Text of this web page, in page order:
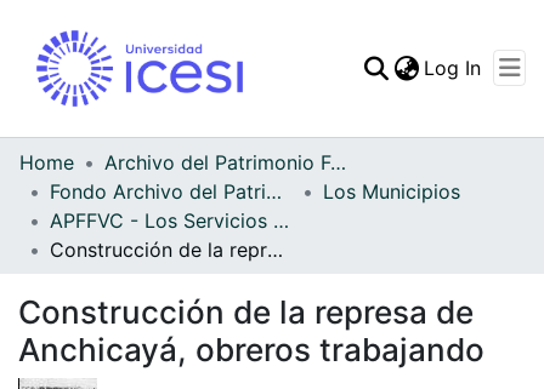
Statistics
Log In
Home
Archivo del Patrimonio Fotográfico y Fílmico del Valle del Cauca
Fondo Archivo del Patrimonio Fotográfico y Fílmico del Valle del Cauca
Los Municipios
APFFVC - Los Servicios Públicos - Patrimonial
Construcción de la represa de Anchicayá, obreros trabajando
Construcción de la represa de
Anchicayá, obreros trabajando